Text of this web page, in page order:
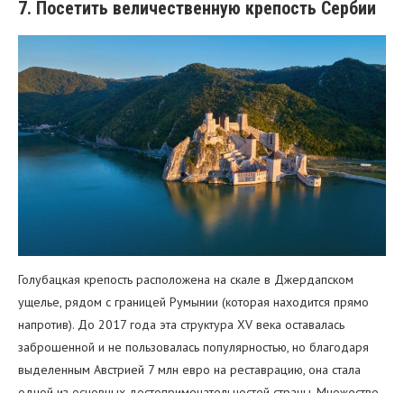
7. Посетить величественную крепость Сербии
Голубацкая крепость расположена на скале в Джердапском
ущелье, рядом с границей Румынии (которая находится прямо
напротив). До 2017 года эта структура XV века оставалась
заброшенной и не пользовалась популярностью, но благодаря
выделенным Австрией 7 млн евро на реставрацию, она стала